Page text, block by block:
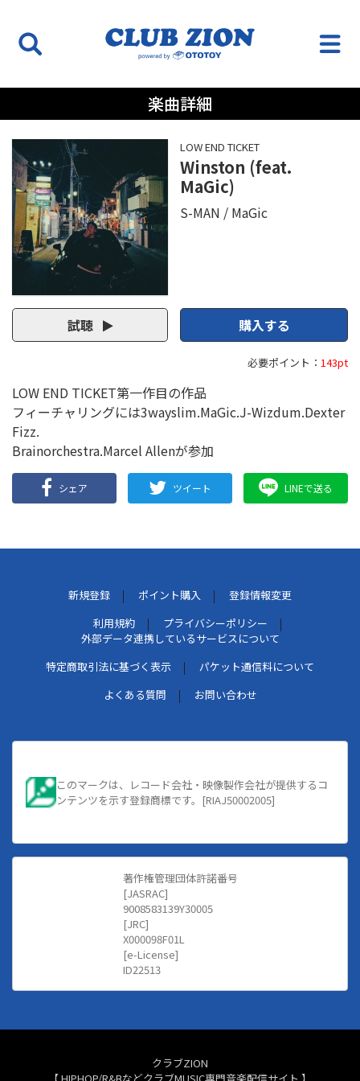
楽曲詳細
LOW END TICKET
Winston (feat.
MaGic)
S-MAN MaGic
試聴 購入する
必要ポイント： 143pt
LOW END TICKET第一作目の作品
フィーチャリングには3wayslim.MaGic.J-Wizdum.Dexter
Fizz.
Brainorchestra.Marcel Allenが参加
シェア ツイート LINEで送る
新規登録 ポイント購入
登録情報変更
利用規約
プライバシーポリシー
外部データ連携しているサービスについて
特定商取引法に基づく表示
パケット通信料について
よくある質問
お問い合わせ
このマークは、レコード会社・映像製作会社が提供するコ
ンテンツを示す登録商標です。[RIAJ50002005]
著作権管理団体許諾番号
[JASRAC]
9008583139Y30005
[JRC]
X000098F01L
[e-License]
ID22513
クラブZION